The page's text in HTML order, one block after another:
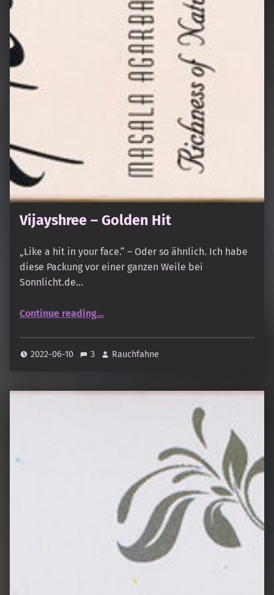
Vijayshree – Golden Hit
„Like a hit in your face.“ – Oder so ähnlich. Ich habe
diese Packung vor einer ganzen Weile bei
Sonnlicht.de…
Continue reading…
2022-06-10 3 Rauchfahne